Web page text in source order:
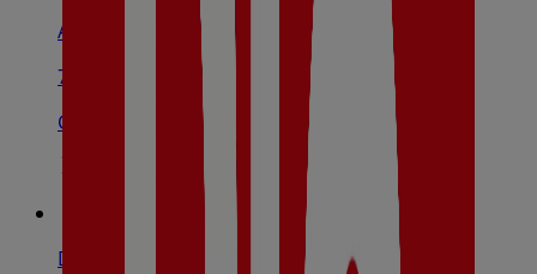
Avenida La Estación, S/N, Calahorra
774 m
Cerrado
Dia